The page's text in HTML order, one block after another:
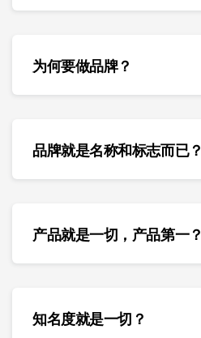
为何要做品牌？
品牌就是名称和标志而已？
产品就是一切，产品第一？
知名度就是一切？